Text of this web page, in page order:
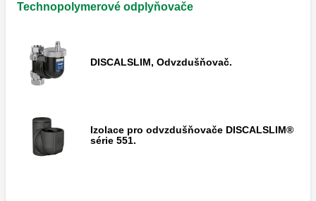
Technopolymerové odplyňovače
DISCALSLIM, Odvzdušňovač.
Izolace pro odvzdušňovače DISCALSLIM®
série 551.